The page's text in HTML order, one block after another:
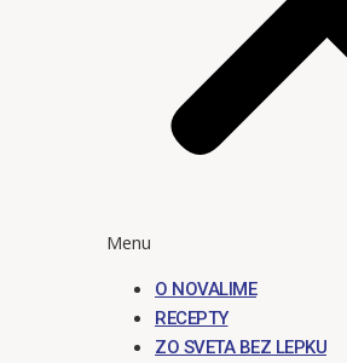
Menu
O NOVALIME
RECEPTY
ZO SVETA BEZ LEPKU